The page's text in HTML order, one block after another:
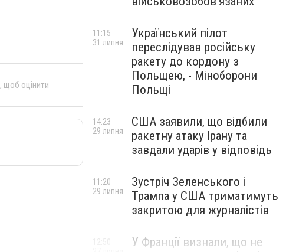
, щоб оцінити
Український пілот
переслідував російську
ракету до кордону з
Польщею, - Міноборони
Польщі
11:15
31 липня
США заявили, що відбили
ракетну атаку Ірану та
завдали ударів у відповідь
14:23
29 липня
Зустріч Зеленського і
Трампа у США триматимуть
закритою для журналістів
11:20
29 липня
У Франції визнали, що не